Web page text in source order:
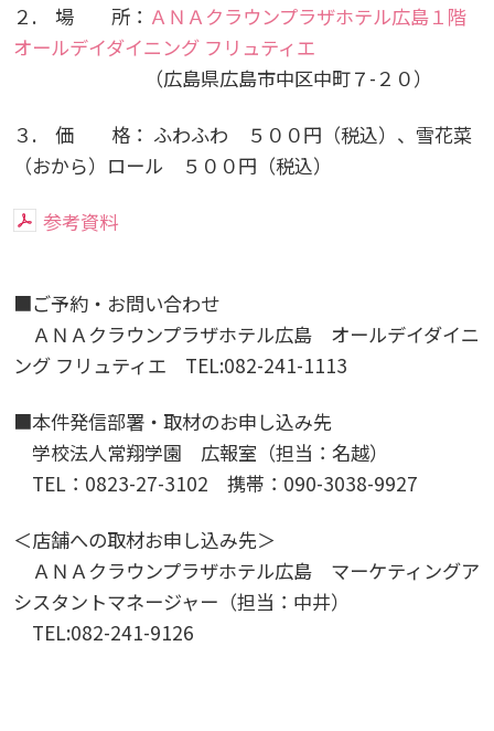
感染予防にかかる抗体価検査について
電子ブックをさがす
学外からのつかいかた
看護師・保健師国家試験対策
活動とイベント
利用講習会
学生図書委員の活動
よくある質問
図書館だより『Library News』
学内向け専用ページ
２. 場 所： ＡＮＡクラウンプラザホテル広島１階
オールデイダイニング フリュティエ
（広島県広島市中区中町７-２０）
３. 価 格： ふわふわ ５００円（税込）、雪花菜
（おから）ロール ５００円（税込）
参考資料
■ご予約・お問い合わせ
ＡＮＡクラウンプラザホテル広島 オールデイダイニ
ング フリュティエ TEL:082-241-1113
■本件発信部署・取材のお申し込み先
学校法人常翔学園 広報室（担当：名越）
TEL：0823-27-3102 携帯：090-3038-9927
＜店舗への取材お申し込み先＞
ＡＮＡクラウンプラザホテル広島 マーケティングア
シスタントマネージャー（担当：中井）
TEL:082-241-9126